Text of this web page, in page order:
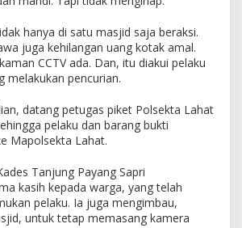
hanya di satu masjid saja beraksi.
juga kehilangan uang kotak amal.
CCTV ada. Dan, itu diakui pelaku
melakukan pencurian.
datang petugas piket Polsekta Lahat
pelaku dan barang bukti
Mapolsekta Lahat.
Tanjung Payang Sapri
kasih kepada warga, yang telah
pelaku. Ia juga mengimbau,
untuk tetap memasang kamera